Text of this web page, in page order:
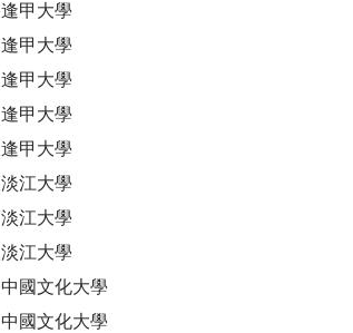
逢甲大學
逢甲大學
逢甲大學
逢甲大學
逢甲大學
淡江大學
淡江大學
淡江大學
中國文化大學
中國文化大學